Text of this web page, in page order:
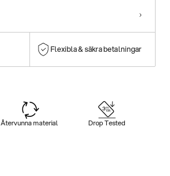
Flexibla & säkra betalningar
Återvunna material Drop Tested